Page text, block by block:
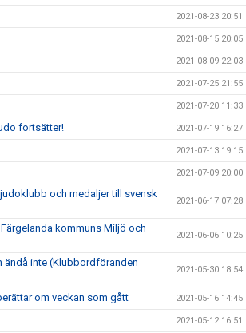
2021-08-23 20:51
2021-08-15 20:05
2021-08-09 22:03
2021-07-25 21:55
2021-07-20 11:33
fortsätter! 2021-07-19 16:27
2021-07-13 19:15
2021-07-09 20:00
och medaljer till svensk
2021-06-17 07:28
kommuns Miljö och
2021-06-06 10:25
ändå inte (Klubbordföranden
2021-05-30 18:54
om veckan som gått 2021-05-16 14:45
2021-05-12 16:51